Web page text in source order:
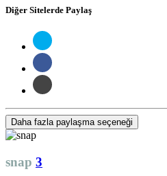
Diğer Sitelerde Paylaş
Daha fazla paylaşma seçeneği
snap 3